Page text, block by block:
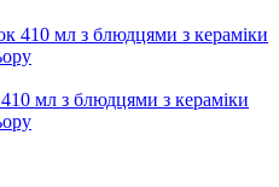
мл з блюдцями з кераміки